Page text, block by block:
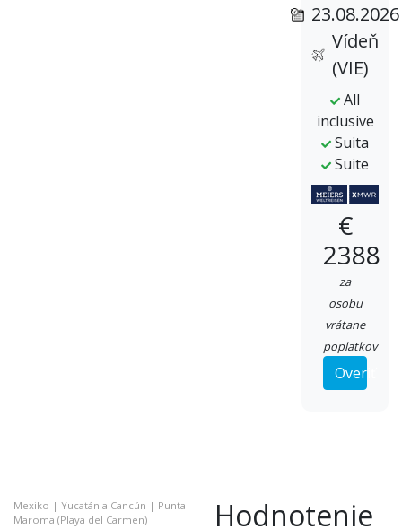
23.08.2026
Vídeň
(VIE)
All
inclusive
Suita
Suite
€
2388
za
osobu
vrátane
poplatkov
Overiť
Mexiko | Yucatán a Cancún | Punta
Maroma (Playa del Carmen)
Hodnotenie